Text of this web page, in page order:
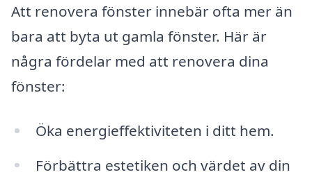
Att renovera fönster innebär ofta mer än
bara att byta ut gamla fönster. Här är
några fördelar med att renovera dina
fönster:
Öka energieffektiviteten i ditt hem.
Förbättra estetiken och värdet av din